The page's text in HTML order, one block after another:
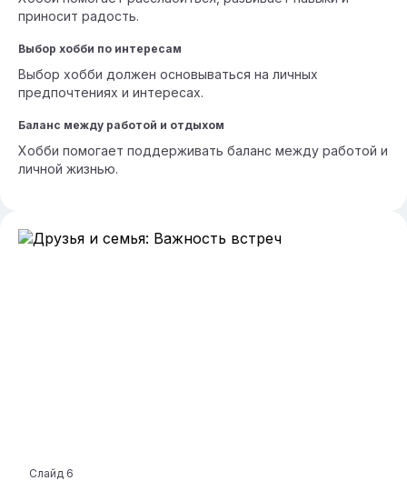
приносит радость.
Выбор хобби по интересам
Выбор хобби должен основываться на личных
предпочтениях и интересах.
Баланс между работой и отдыхом
Хобби помогает поддерживать баланс между работой и
личной жизнью.
Слайд 6